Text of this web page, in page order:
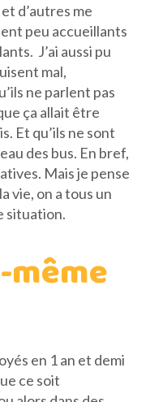
d’autres me
peu accueillants
J’ai aussi pu
mal,
ne parlent pas
ça allait être
Et qu’ils ne sont
des bus. En bref,
Mais je pense
vie, on a tous un
situation.
même
en 1 an et demi
ce soit